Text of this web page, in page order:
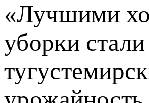
«Лучшими
уборки